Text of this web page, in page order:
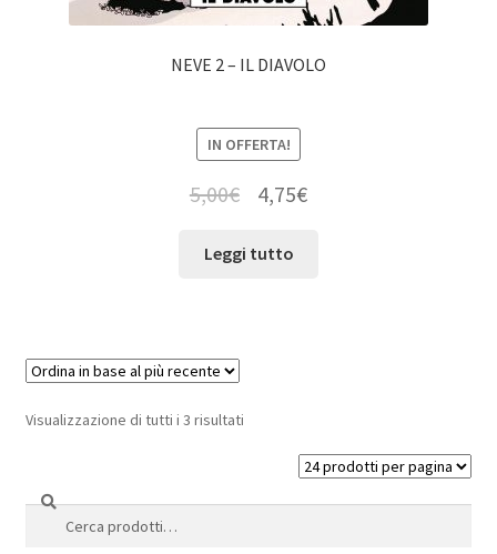
NEVE 2 – IL DIAVOLO
IN OFFERTA!
5,00€ 4,75€
Leggi tutto
Visualizzazione di tutti i 3 risultati
Cerca:
Cerca